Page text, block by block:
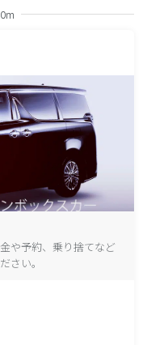
や予約、乗り捨てなど
さい。